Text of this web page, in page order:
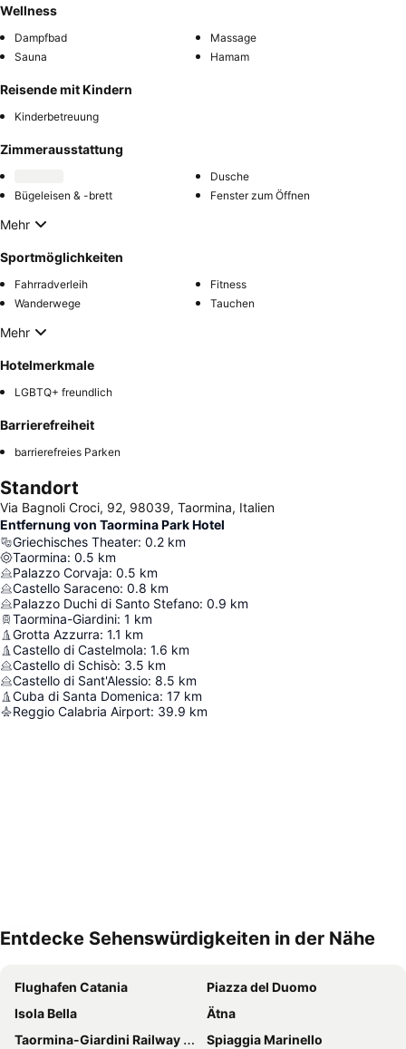
Wellness
Dampfbad
Massage
Sauna
Hamam
Reisende mit Kindern
Kinderbetreuung
Zimmerausstattung
Dusche
Bügeleisen & -brett
Fenster zum Öffnen
Mehr
Sportmöglichkeiten
Fahrradverleih
Fitness
Wanderwege
Tauchen
Mehr
Hotelmerkmale
LGBTQ+ freundlich
Barrierefreiheit
barrierefreies Parken
Standort
Via Bagnoli Croci, 92, 98039, Taormina, Italien
Entfernung von Taormina Park Hotel
Griechisches Theater: 0.2 km
Taormina: 0.5 km
Palazzo Corvaja: 0.5 km
Castello Saraceno: 0.8 km
Palazzo Duchi di Santo Stefano: 0.9 km
Taormina-Giardini: 1 km
Grotta Azzurra: 1.1 km
Castello di Castelmola: 1.6 km
Castello di Schisò: 3.5 km
Castello di Sant'Alessio: 8.5 km
Cuba di Santa Domenica: 17 km
Reggio Calabria Airport: 39.9 km
Entdecke Sehenswürdigkeiten in der Nähe
Flughafen Catania
Piazza del Duomo
Isola Bella
Ätna
Taormina-Giardini Railway Station
Spiaggia Marinello